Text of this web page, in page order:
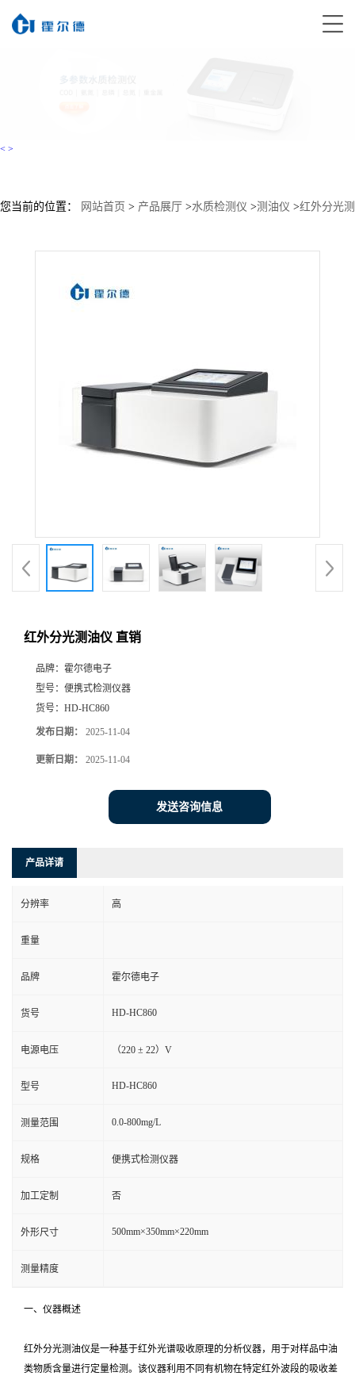
< >
您当前的位置： 网站首页 > 产品展厅 >水质检测仪 >测油仪 >红外分光测
红外分光测油仪 直销
品牌： 霍尔德电子
型号： 便携式检测仪器
货号： HD-HC860
发布日期： 2025-11-04
更新日期： 2025-11-04
发送咨询信息
产品详请
分辨率 高
重量
品牌 霍尔德电子
货号 HD-HC860
电源电压 （220 ± 22）V
型号 HD-HC860
测量范围 0.0-800mg/L
规格 便携式检测仪器
加工定制 否
外形尺寸 500mm×350mm×220mm
测量精度
一、仪器概述
红外分光测油仪是一种基于红外光谱吸收原理的分析仪器，用于对样品中油
类物质含量进行定量检测。该仪器利用不同有机物在特定红外波段的吸收差